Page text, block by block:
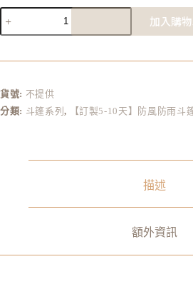
加入購
r
n
a
貨號: 不提供
分類: 斗篷系列, 【訂製5-10天】防風防雨斗
描述
額外資訊